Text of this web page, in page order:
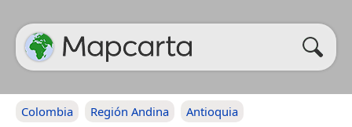
Colombia Región Andina Antioquia